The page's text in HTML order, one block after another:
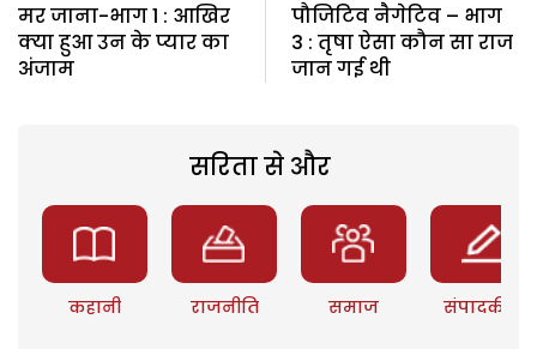
मर जाना-भाग 1 : आखिर
क्या हुआ उन के प्यार का
अंजाम
पौजिटिव नैगेटिव – भाग
3 : तृषा ऐसा कौन सा राज
जान गई थी
सरिता से और
कहानी राजनीति समाज संपादकीय